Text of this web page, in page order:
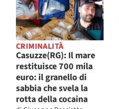
CRIMINALITÀ
Casuzze(RG): Il mare
restituisce 700 mila
euro: il granello di
sabbia che svela la
rotta della cocaina